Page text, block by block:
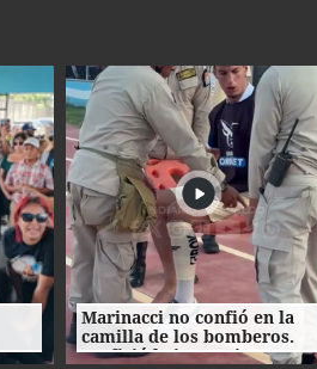
Marinacci no confió en la
camilla de los bomberos.
Prefirió bajarse e irse